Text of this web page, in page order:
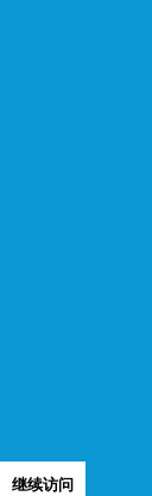
继续访问